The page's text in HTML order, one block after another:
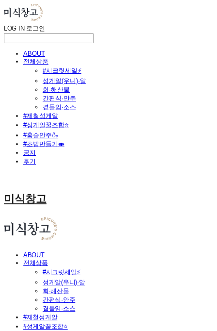
LOG IN 로그인
ABOUT
전체상품
#시크릿세일⚡
성게알(우니)·알
회·해산물
간편식·안주
곁들임·소스
#제철성게알
#성게알꿀조합⭐
#홈술안주🍶
#초밥만들기🍣
공지
후기
미식창고
ABOUT
전체상품
#시크릿세일⚡
성게알(우니)·알
회·해산물
간편식·안주
곁들임·소스
#제철성게알
#성게알꿀조합⭐